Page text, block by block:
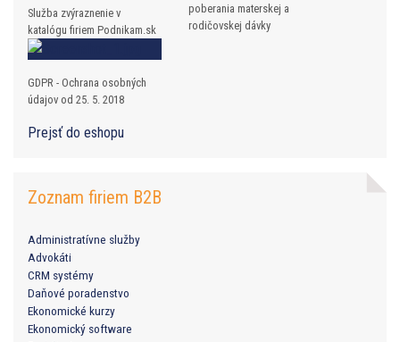
Služba zvýraznenie v
katalógu firiem Podnikam.sk
poberania materskej a
rodičovskej dávky
GDPR - Ochrana osobných
údajov od 25. 5. 2018
Prejsť do eshopu
Zoznam firiem B2B
Administratívne služby
Advokáti
CRM systémy
Daňové poradenstvo
Ekonomické kurzy
Ekonomický software